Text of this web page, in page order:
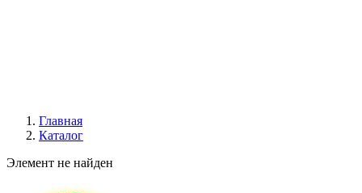
Главная
Каталог
Элемент не найден